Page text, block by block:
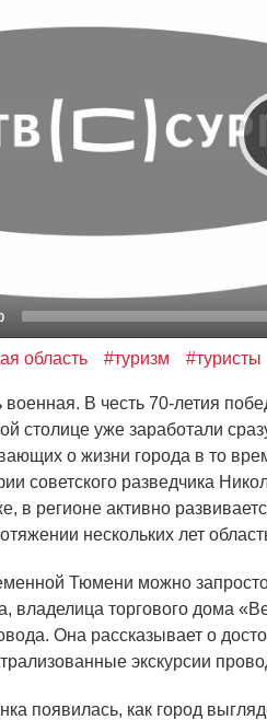
область #туризм #туристы
В честь 70-летия
столице уже заработали
о жизни города в то
советского разведчика
в регионе активно
нескольких лет
Тюмени можно
владелица торгового дома «
Она рассказывает о
экскурсии
появилась, как город